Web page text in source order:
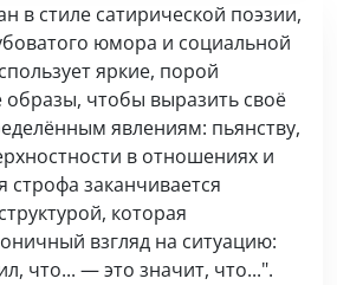
в стиле сатирической поэзии,
юмора и социальной
яркие, порой
чтобы выразить своё
явлениям: пьянству,
в отношениях и
строфа заканчивается
которая
взгляд на ситуацию:
что... — это значит, что...".